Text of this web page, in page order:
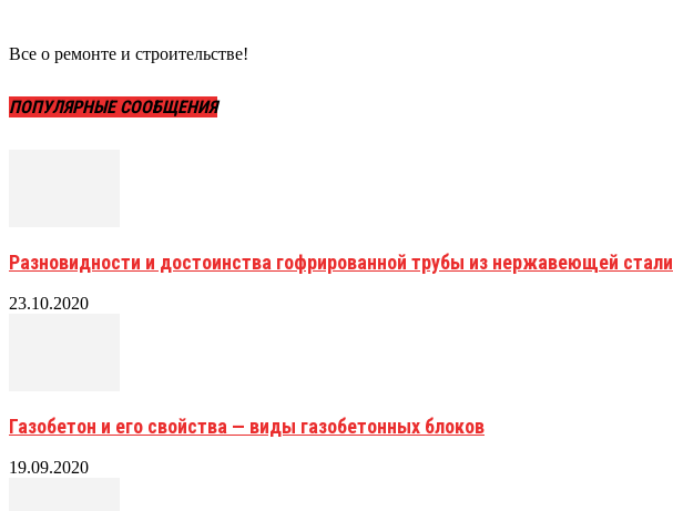
Все о ремонте и строительстве!
ПОПУЛЯРНЫЕ СООБЩЕНИЯ
Разновидности и достоинства гофрированной трубы из нержавеющей стали
23.10.2020
Газобетон и его свойства — виды газобетонных блоков
19.09.2020